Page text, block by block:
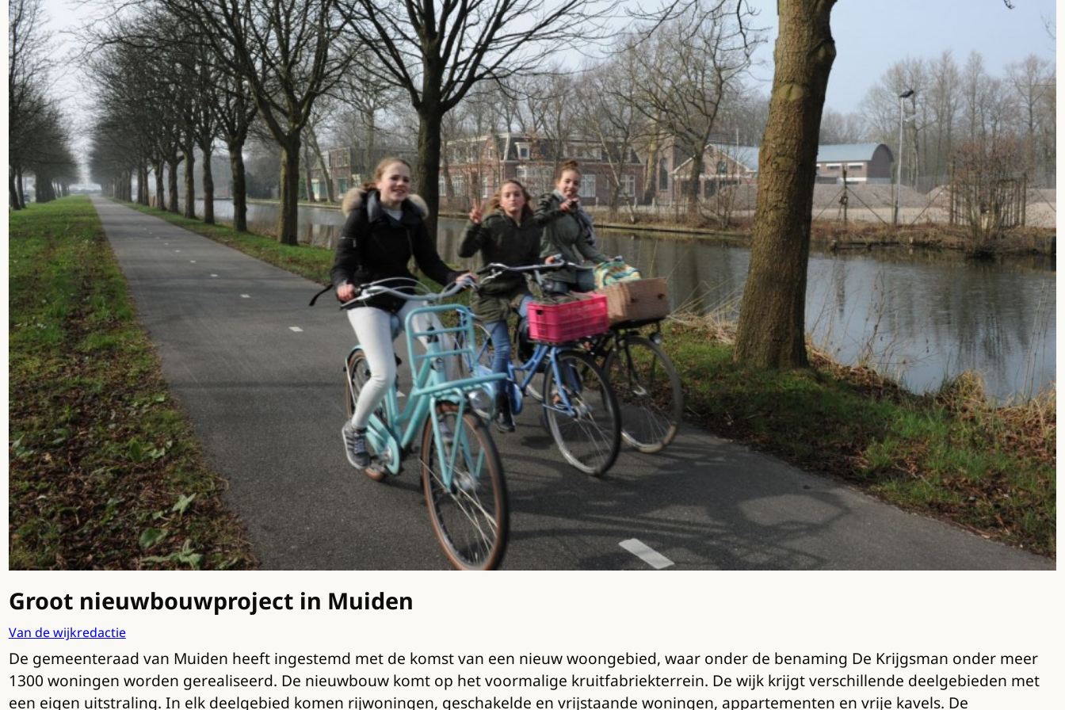
Groot nieuwbouwproject in Muiden
Van de wijkredactie
De gemeenteraad van Muiden heeft ingestemd met de komst van een nieuw woongebied, waar onder de benaming De Krijgsman onder meer
1300 woningen worden gerealiseerd. De nieuwbouw komt op het voormalige kruitfabriekterrein. De wijk krijgt verschillende deelgebieden met
een eigen uitstraling. In elk deelgebied komen rijwoningen, geschakelde en vrijstaande woningen, appartementen en vrije kavels. De